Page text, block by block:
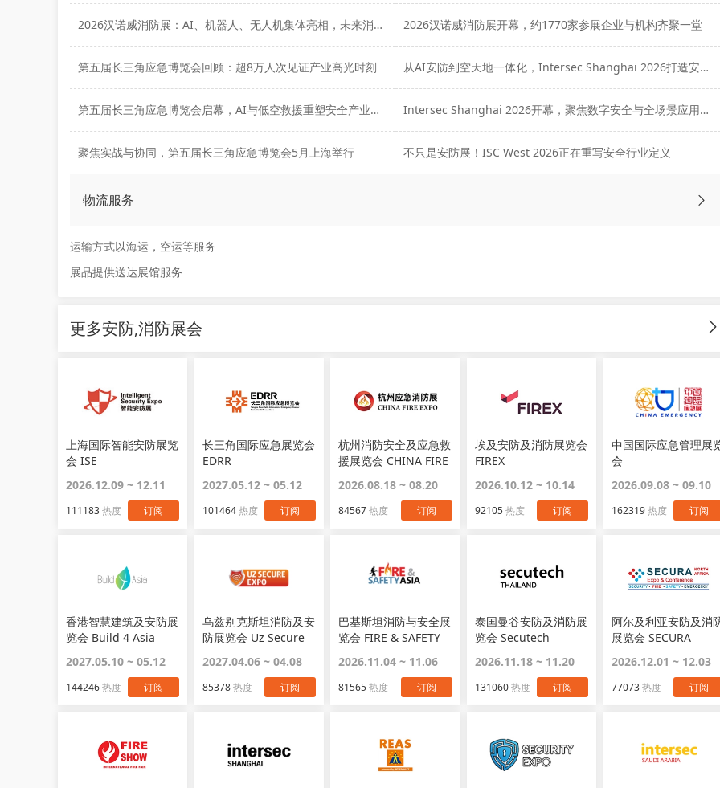
2026汉诺威消防展：AI、机器人、无人机集体亮相，未来消防救援长这样 2026汉诺威消防展开幕，约1770家参展企业与机构齐聚一堂
第五届长三角应急博览会回顾：超8万人次见证产业高光时刻 从AI安防到空天地一体化，Intersec Shanghai 2026打造安全科技“超级秀场”
第五届长三角应急博览会启幕，AI与低空救援重塑安全产业新格局 Intersec Shanghai 2026开幕，聚焦数字安全与全场景应用升级
聚焦实战与协同，第五届长三角应急博览会5月上海举行 不只是安防展！ISC West 2026正在重写安全行业定义
物流服务
运输方式以海运，空运等服务
展品提供送达展馆服务
更多安防,消防展会
上海国际智能安防展览
会 ISE
2026.12.09 ~ 12.11
111183热度 订阅
长三角国际应急展览会
EDRR
2027.05.12 ~ 05.12
101464热度 订阅
杭州消防安全及应急救
援展览会 CHINA FIRE
2026.08.18 ~ 08.20
84567热度 订阅
埃及安防及消防展览会
FIREX
2026.10.12 ~ 10.14
92105热度 订阅
中国国际应急管理展
会
2026.09.08 ~ 09.10
162319热度 订阅
香港智慧建筑及安防展
览会 Build 4 Asia
2027.05.10 ~ 05.12
144246热度 订阅
乌兹别克斯坦消防及安
防展览会 Uz Secure
2027.04.06 ~ 04.08
85378热度 订阅
巴基斯坦消防与安全展
览会 FIRE & SAFETY
2026.11.04 ~ 11.06
81565热度 订阅
泰国曼谷安防及消防展
览会 Secutech
2026.11.18 ~ 11.20
131060热度 订阅
阿尔及利亚安防及消
展览会 SECURA
2026.12.01 ~ 12.03
77073热度 订阅